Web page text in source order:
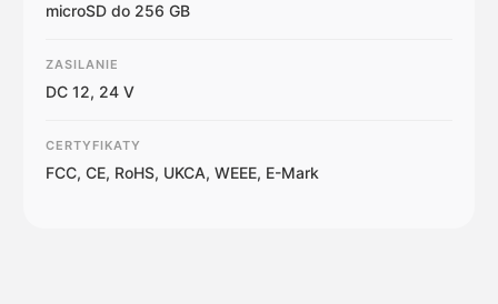
microSD do 256 GB
ZASILANIE
DC 12, 24 V
CERTYFIKATY
FCC, CE, RoHS, UKCA, WEEE, E-Mark